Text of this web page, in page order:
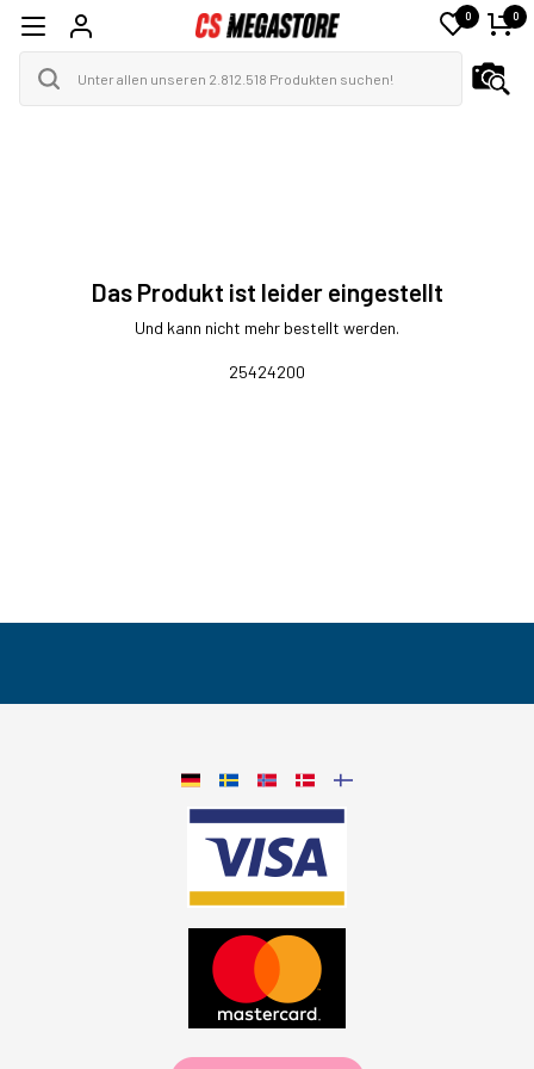
0 0
Das Produkt ist leider eingestellt
Und kann nicht mehr bestellt werden.
25424200